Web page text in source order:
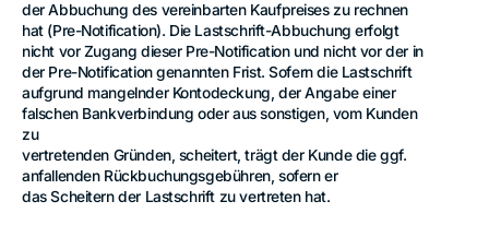
der Abbuchung des vereinbarten Kaufpreises zu rechnen
hat (Pre-Notification). Die Lastschrift-Abbuchung erfolgt
nicht vor Zugang dieser Pre-Notification und nicht vor der in
der Pre-Notification genannten Frist. Sofern die Lastschrift
aufgrund mangelnder Kontodeckung, der Angabe einer
falschen Bankverbindung oder aus sonstigen, vom Kunden
zu
vertretenden Gründen, scheitert, trägt der Kunde die ggf.
anfallenden Rückbuchungsgebühren, sofern er
das Scheitern der Lastschrift zu vertreten hat.